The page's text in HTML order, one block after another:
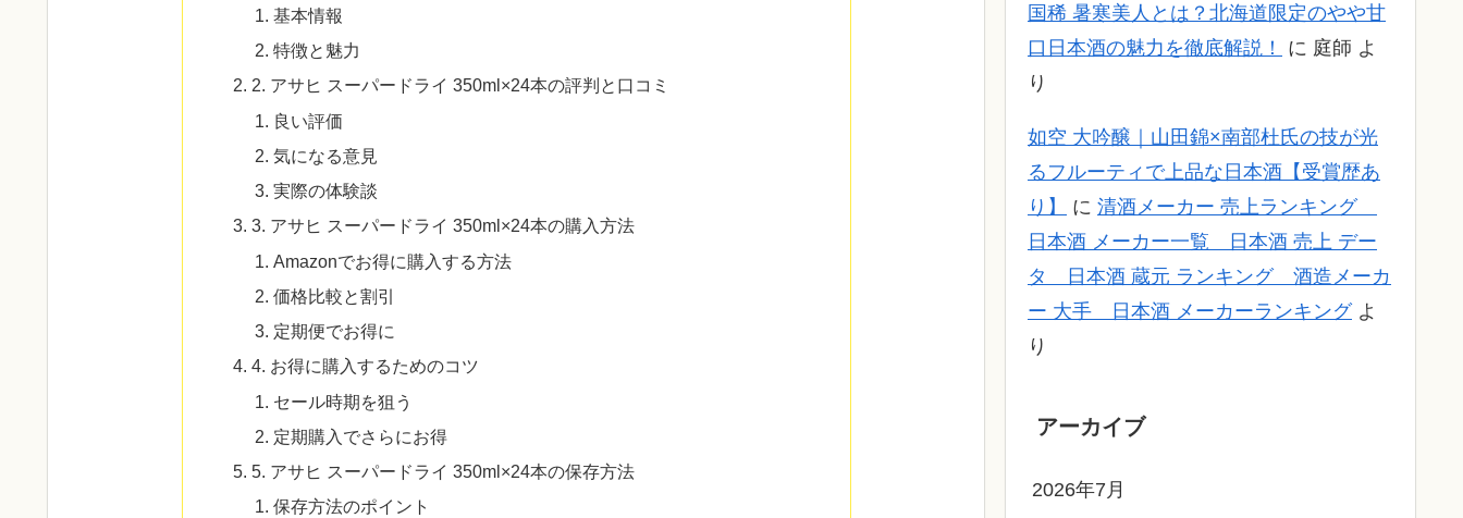
基本情報
特徴と魅力
2. アサヒ スーパードライ 350ml×24本の評判と口コミ
良い評価
気になる意見
実際の体験談
3. アサヒ スーパードライ 350ml×24本の購入方法
Amazonでお得に購入する方法
価格比較と割引
定期便でお得に
4. お得に購入するためのコツ
セール時期を狙う
定期購入でさらにお得
5. アサヒ スーパードライ 350ml×24本の保存方法
保存方法のポイント
国稀 暑寒美人とは？北海道限定のやや甘
口日本酒の魅力を徹底解説！
に 庭師 よ
り
如空 大吟醸｜山田錦×南部杜氏の技が光
るフルーティで上品な日本酒【受賞歴あ
り】
に 清酒メーカー 売上ランキング
日本酒 メーカー一覧 日本酒 売上 デー
タ 日本酒 蔵元 ランキング 酒造メーカ
ー 大手 日本酒 メーカーランキングよ
り
アーカイブ
2026年7月